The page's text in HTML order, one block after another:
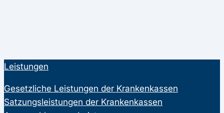
Leistungen
Gesetzliche Leistungen der Krankenkassen
Satzungsleistungen der Krankenkassen